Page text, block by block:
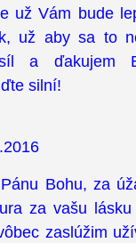
už Vám bude
už aby sa to
a ďakujem
silní!
Bohu, za
za vašu
zaslúžim